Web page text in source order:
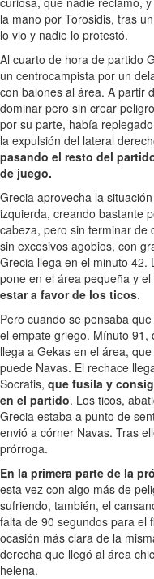
la mano por Torosidis, tras
lo vio y nadie lo protestó.
Al cuarto de hora de partido
un centrocampista por un
con balones al área. A partir
dominar pero sin crear
por su parte, había
la expulsión del lateral
pasando el resto del
de juego.
Grecia aprovecha la
izquierda, creando bastante
cabeza, pero sin terminar de
sin excesivos agobios, con
Grecia llega en el minuto 42.
pone en el área pequeña y
estar a favor de los ticos.
Pero cuando se pensaba
el empate griego. Mínuto
llega a Gekas en el área,
puede Navas. El rechace
Socratis, que fusila y
en el partido. Los ticos,
Grecia estaba a punto de
envió a córner Navas. Tras
prórroga.
En la primera parte de la
esta vez con algo más de
sufriendo, también, el
falta de 90 segundos para el
ocasión más clara de la
derecha que llegó al área
helena.